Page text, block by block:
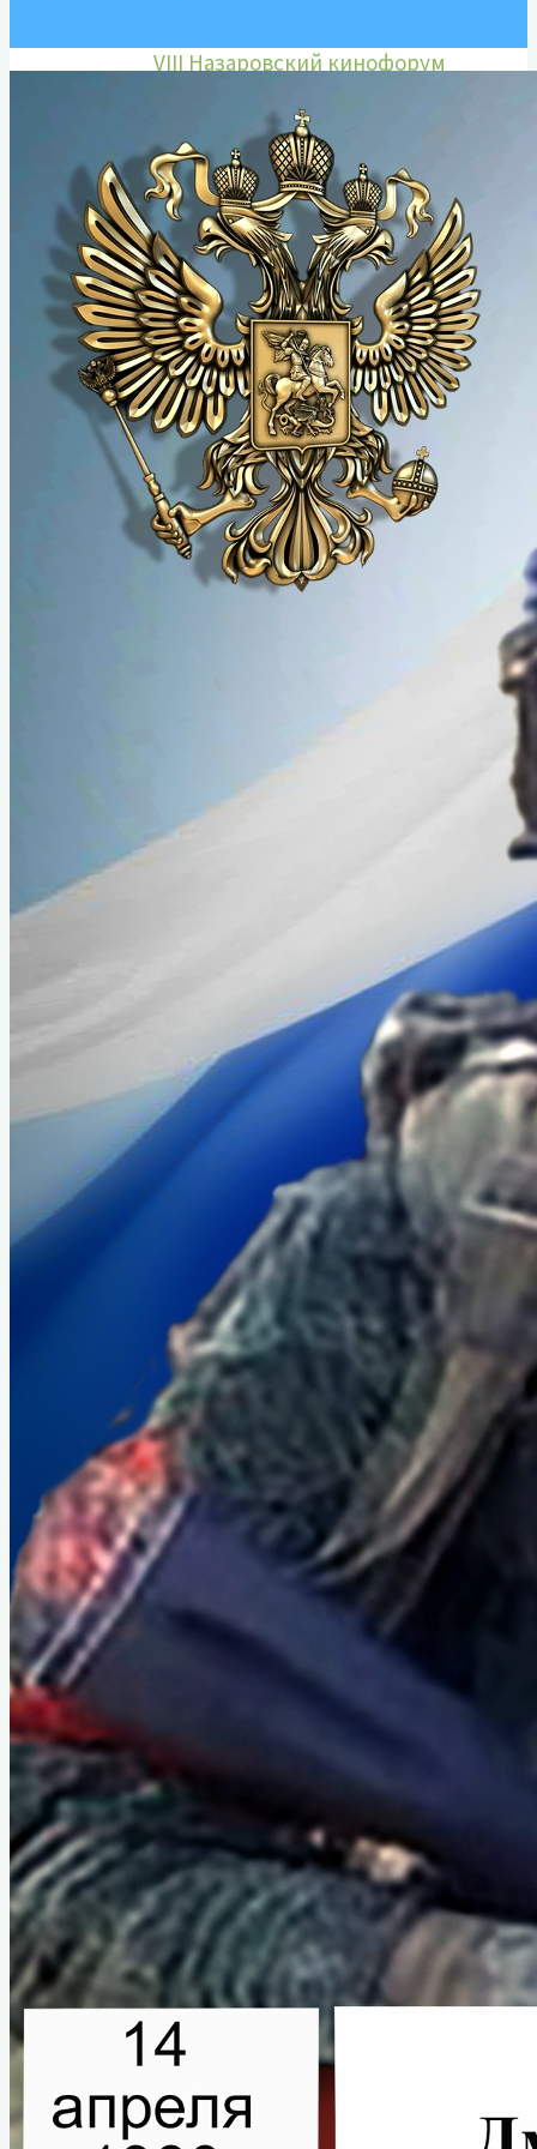
VIII Назаровский кинофорум
отечественных фильмов имени
Марины Ладыниной
IX Назаровский кинофорум
отечественных фильмов имени
Марины Ладыниной
X Назаровский кинофорум
отечественных фильмов имени
Марины Ладыниной
XI Назаровский кинофорум
отечественных фильмов имени
Марины Ладыниной
XII Назаровский кинофорум
отечественных фильмов имени
отечественных фильмов имени
Марины Ладыниной
XIV Назаровский кинофорум
отечественных фильмов имени
Видеоэкскурсия по залу М. А. Ладыниной
История Назарово
Руководители города
Почётные граждане
История звания «Почётный
гражданин»
Первый почетный гражданин
Интеллигенция Назарово
Из истории комсомольской организации
Из истории пионерской организации
Декабрист Арбузов Антон Петрович
ВОВ 1941-1945 гг
Абрамов Константин Кирикович
Борисенко Григорий Яковлевич
Голубев Георгий Гордеевич
Гусаров Григорий Андреевич
Донских Александр Иванович
Козаченко Алексей Константинович
Мурашов Павел Романович
Сухих Николай Алексеевич
Назаровский тыл в годы войны
Статьи о ветеранах
Книга памяти
Воспоминания ветеранов
Аудиовизуальный проект «Расскажи о
герое»
Информация
План мероприятий
Документы